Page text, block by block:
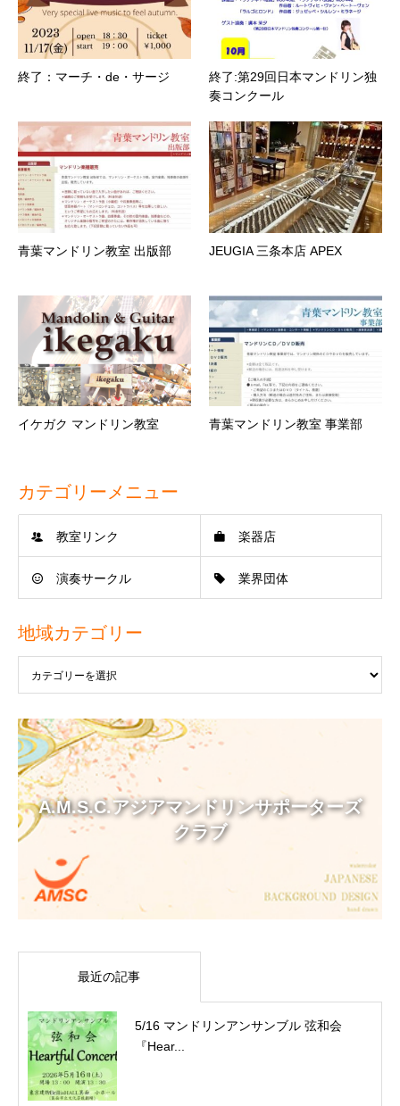
終了：マーチ・de・サージ
終了:第29回日本マンドリン独
奏コンクール
青葉マンドリン教室 出版部 JEUGIA 三条本店 APEX
イケガク マンドリン教室 青葉マンドリン教室 事業部
カテゴリーメニュー
教室リンク 楽器店
演奏サークル 業界団体
地域カテゴリー
A.M.S.C.アジアマンドリンサポーターズ
クラブ
最近の記事
5/16 マンドリンアンサンブル 弦和会
『Hear...